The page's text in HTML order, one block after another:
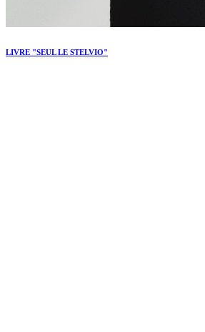
LIVRE "SEUL LE STELVIO"